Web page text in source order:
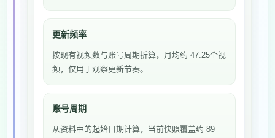
更新频率
按现有视频数与账号周期折算，月均约 47.25个视
频，仅用于观察更新节奏。
账号周期
从资料中的起始日期计算，当前快照覆盖约 89